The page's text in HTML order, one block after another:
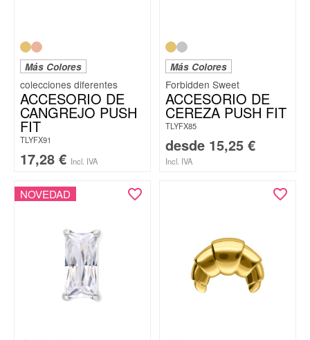
Más Colores
ACCESORIO DE
CANGREJO PUSH
FIT
TLYFX91
17,28 € Incl. IVA
Más Colores
Forbidden Sweet
ACCESORIO DE
CEREZA PUSH FIT
TLYFX85
desde 15,25 €
Incl. IVA
NOVEDAD